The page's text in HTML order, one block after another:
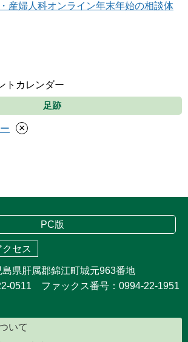
産婦人科オンライン年末年始の相談体
トカレンダー
足跡
×
PC版
クセス
県肝属郡錦江町城元963番地
0511 ファックス番号：0994-22-1951
いて